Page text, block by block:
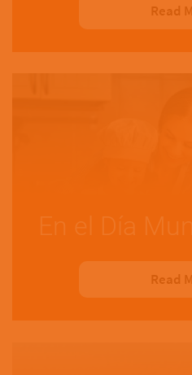
Read
En el Día
Read